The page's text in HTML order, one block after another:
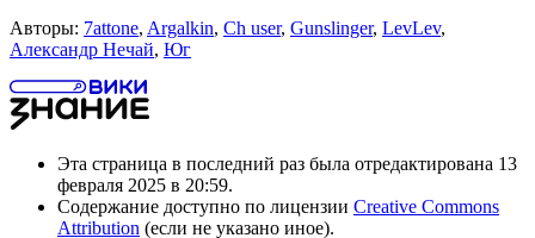
Авторы: 7attone, Argalkin, Ch user, Gunslinger, LevLev,
Александр Нечай, Юг
Эта страница в последний раз была отредактирована 13
февраля 2025 в 20:59.
Содержание доступно по лицензии Creative Commons
Attribution (если не указано иное).